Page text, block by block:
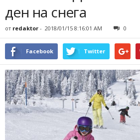
ден на снега
от redaktor - 2018/01/15 8:16:01 AM 0
Facebook Twitter